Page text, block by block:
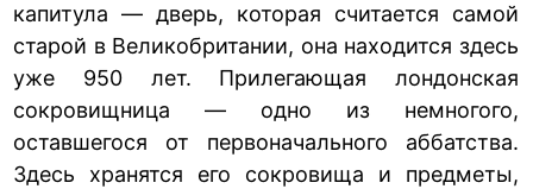
капитула — дверь, которая считается самой
старой в Великобритании, она находится здесь
уже 950 лет. Прилегающая лондонская
сокровищница — одно из немногого,
оставшегося от первоначального аббатства.
Здесь хранятся его сокровища и предметы,